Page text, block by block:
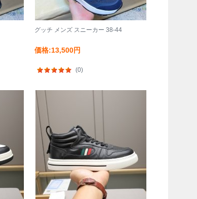
グッチ メンズ スニーカー 38-44
価格:13,500円
(0)